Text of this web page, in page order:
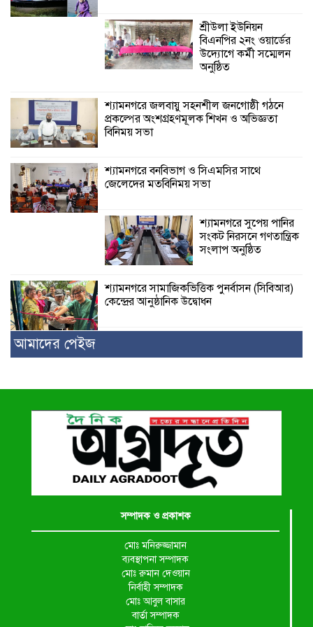
শ্রীউলা ইউনিয়ন
বিএনপির ২নং ওয়ার্ডের
উদ্যোগে কর্মী সম্মেলন
অনুষ্ঠিত
শ্যামনগরে জলবায়ু সহনশীল জনগোষ্ঠী গঠনে
প্রকল্পের অংশগ্রহণমূলক শিখন ও অভিজ্ঞতা
বিনিময় সভা
শ্যামনগরে বনবিভাগ ও সিএমসির সাথে
জেলেদের মতবিনিময় সভা
শ্যামনগরে সুপেয় পানির
সংকট নিরসনে গণতান্ত্রিক
সংলাপ অনুষ্ঠিত
শ্যামনগরে সামাজিকভিত্তিক পুনর্বাসন (সিবিআর)
কেন্দ্রের আনুষ্ঠানিক উদ্বোধন
আমাদের পেইজ
সম্পাদক ও প্রকাশক
মোঃ মনিরুজ্জামান
ব্যবস্থাপনা সম্পাদক
মোঃ রুমান দেওয়ান
নির্বাহী সম্পাদক
মোঃ আবুল বাসার
বার্তা সম্পাদক